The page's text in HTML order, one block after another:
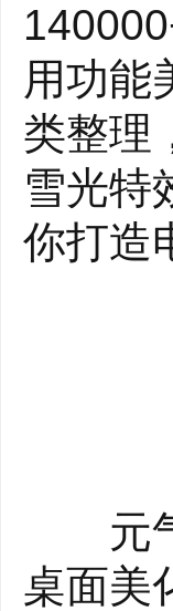
用功能
类整理
雪光特
你打造
元气
桌面美